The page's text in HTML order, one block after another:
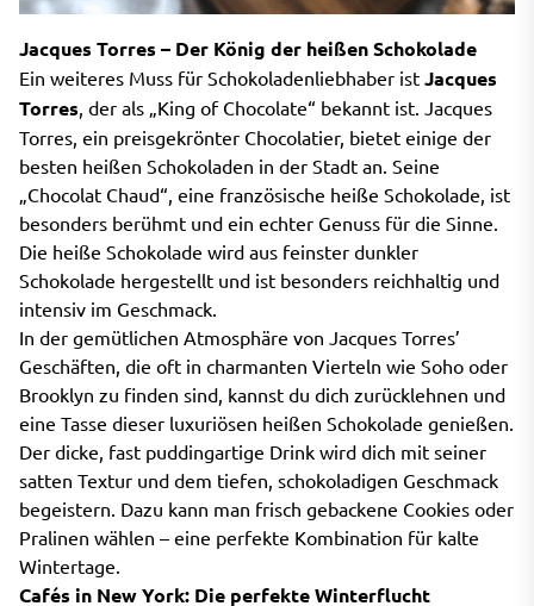
Jacques Torres – Der König der heißen Schokolade
Ein weiteres Muss für Schokoladenliebhaber ist Jacques
Torres , der als „King of Chocolate“ bekannt ist. Jacques
Torres, ein preisgekrönter Chocolatier, bietet einige der
besten heißen Schokoladen in der Stadt an. Seine
„Chocolat Chaud“, eine französische heiße Schokolade, ist
besonders berühmt und ein echter Genuss für die Sinne.
Die heiße Schokolade wird aus feinster dunkler
Schokolade hergestellt und ist besonders reichhaltig und
intensiv im Geschmack.
In der gemütlichen Atmosphäre von Jacques Torres’
Geschäften, die oft in charmanten Vierteln wie Soho oder
Brooklyn zu finden sind, kannst du dich zurücklehnen und
eine Tasse dieser luxuriösen heißen Schokolade genießen.
Der dicke, fast puddingartige Drink wird dich mit seiner
satten Textur und dem tiefen, schokoladigen Geschmack
begeistern. Dazu kann man frisch gebackene Cookies oder
Pralinen wählen – eine perfekte Kombination für kalte
Wintertage.
Cafés in New York: Die perfekte Winterflucht